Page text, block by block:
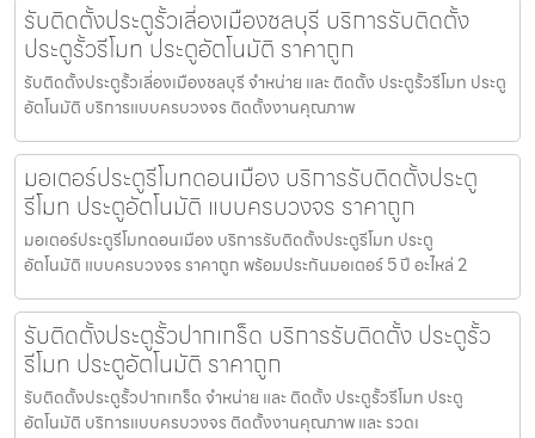
รับติดตั้งประตูรั้วเลี่องเมืองชลบุรี บริการรับติดตั้ง
ประตูรั้วรีโมท ประตูอัตโนมัติ ราคาถูก
รับติดตั้งประตูรั้วเลี่องเมืองชลบุรี จำหน่าย และ ติดตั้ง ประตูรั้วรีโมท ประตู
อัตโนมัติ บริการแบบครบวงจร ติดตั้งงานคุณภาพ
มอเตอร์ประตูรีโมทดอนเมือง บริการรับติดตั้งประตู
รีโมท ประตูอัตโนมัติ แบบครบวงจร ราคาถูก
มอเตอร์ประตูรีโมทดอนเมือง บริการรับติดตั้งประตูรีโมท ประตู
อัตโนมัติ แบบครบวงจร ราคาถูก พร้อมประกันมอเตอร์ 5 ปี อะไหล่ 2
รับติดตั้งประตูรั้วปากเกร็ด บริการรับติดตั้ง ประตูรั้ว
รีโมท ประตูอัตโนมัติ ราคาถูก
รับติดตั้งประตูรั้วปากเกร็ด จำหน่าย และ ติดตั้ง ประตูรั้วรีโมท ประตู
อัตโนมัติ บริการแบบครบวงจร ติดตั้งงานคุณภาพ และ รวดเ